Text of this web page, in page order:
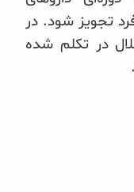
تجویز شود. در
در تکلم شده